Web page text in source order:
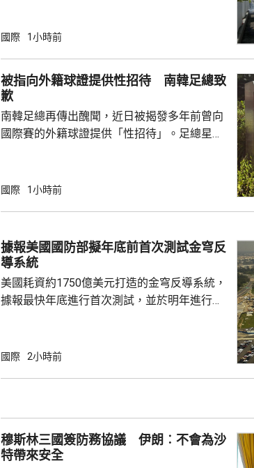
天氣。 高溫天氣可能引致健康問題。南韓當局
2016至2020年增至658宗，過去5年稍為回
落，但仍有638宗。與高溫天氣有關的死亡病
例亦有所增加，...
國際 1小時前
被指向外籍球證提供性招待 南韓足總致
歉
南韓足總再傳出醜聞，近日被揭發多年前曾向
國際賽的外籍球證提供「性招待」。足總星期
革，保證加強組織內部的透明度和誠信，以滿
月至翌年3月期間，曾在首爾、蔚山等地的風
俗場所，向十多名外籍球證提供「性招待」，
每人涉及的費用由數十萬至近百萬韓...
國際 1小時前
據報美國國防部擬年底前首次測試金穹反
導系統
美國耗資約1750億美元打造的金穹反導系統，
據報最快年底進行首次測試，並於明年進行飛
年進行兩次飛行測試，將攔截器發射到空中目
面測試，政府會向相關公司支付6000萬美元，
預料美國太空部隊會由...
國際 2小時前
穆斯林三國簽防務協議 伊朗︰不會為沙
特帶來安全